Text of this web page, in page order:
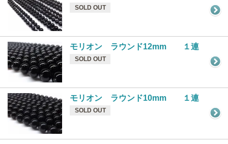
SOLD OUT
モリオン ラウンド12mm １連
SOLD OUT
モリオン ラウンド10mm １連
SOLD OUT